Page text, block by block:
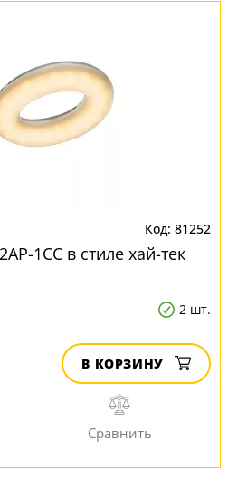
81252
1CC в стиле хай-тек
2 шт.
В КОРЗИНУ